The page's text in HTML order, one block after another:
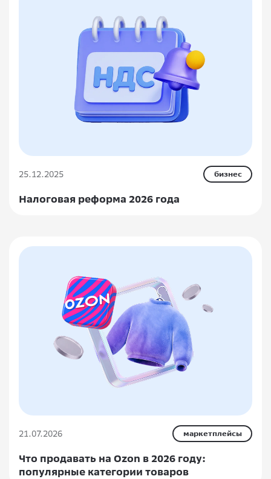
25.12.2025 бизнес
Налоговая реформа 2026 года
21.07.2026 маркетплейсы
Что продавать на Ozon в 2026 году:
популярные категории товаров